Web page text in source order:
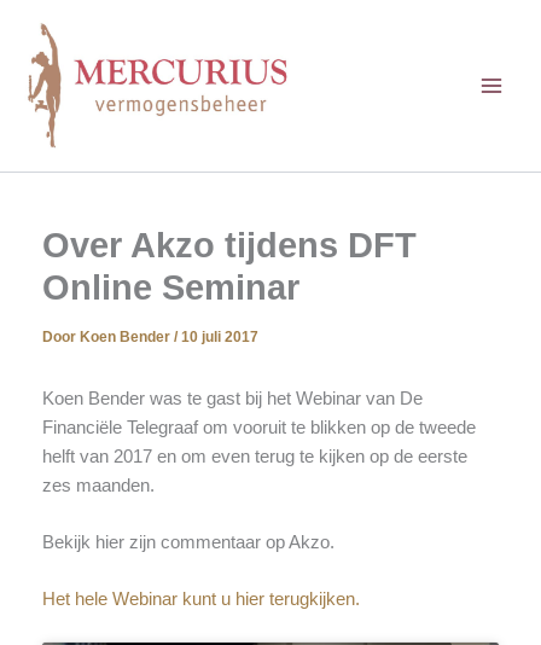
inhoud
Over Akzo tijdens DFT
Online Seminar
Door Koen Bender / 10 juli 2017
Koen Bender was te gast bij het Webinar van De
Financiële Telegraaf om vooruit te blikken op de tweede
helft van 2017 en om even terug te kijken op de eerste
zes maanden.
Bekijk hier zijn commentaar op Akzo.
Het hele Webinar kunt u hier terugkijken.